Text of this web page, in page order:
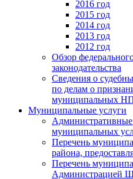
2016 год
2015 год
2014 год
2013 год
2012 год
Обзор
законодательства
Сведения о
по делам о
муниципальных
Муниципальные услуги
Административные
муниципальных
Перечень
района,
Перечень
Администрацией